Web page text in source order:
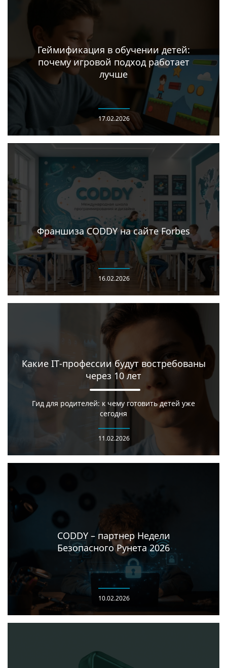
Геймификация в обучении детей:
почему игровой подход работает
лучше
17.02.2026
Франшиза CODDY на сайте Forbes
16.02.2026
Какие IT-профессии будут востребованы
через 10 лет
Гид для родителей: к чему готовить детей уже
сегодня
11.02.2026
CODDY – партнер Недели
Безопасного Рунета 2026
10.02.2026